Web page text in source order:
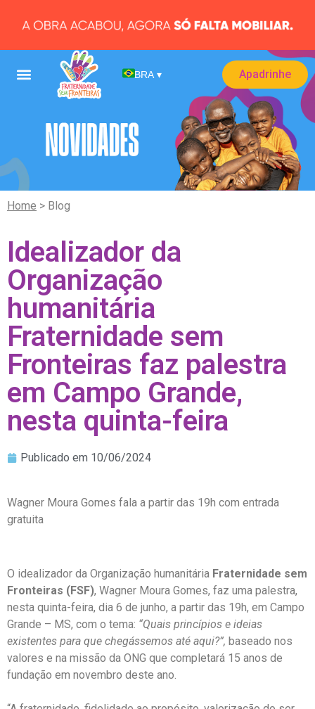
BRA ▾ Apadrinhe
Home > Blog
Idealizador da
Organização
humanitária
Fraternidade sem
Fronteiras faz palestra
em Campo Grande,
nesta quinta-feira
Publicado em 10/06/2024
Wagner Moura Gomes fala a partir das 19h com entrada
gratuita
O idealizador da Organização humanitária Fraternidade sem
Fronteiras (FSF), Wagner Moura Gomes, faz uma palestra,
nesta quinta-feira, dia 6 de junho, a partir das 19h, em Campo
Grande – MS, com o tema: “Quais princípios e ideias
existentes para que chegássemos até aqui?”, baseado nos
valores e na missão da ONG que completará 15 anos de
fundação em novembro deste ano.